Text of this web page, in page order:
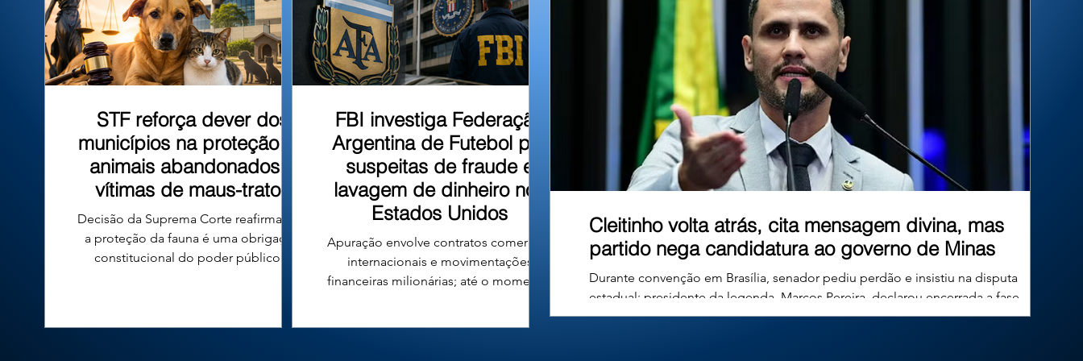
que tombou em um barranco às
de um município paulista, a Corte reafirmou
que as prefeituras têm o dever constituc
STF reforça dever dos
municípios na proteção de
animais abandonados e
vítimas de maus-tratos
Decisão da Suprema Corte reafirma que
a proteção da fauna é uma obrigação
constitucional do poder público e
FBI investiga Federação
Argentina de Futebol por
suspeitas de fraude e
lavagem de dinheiro nos
Estados Unidos
Apuração envolve contratos comerciais
internacionais e movimentações
financeiras milionárias; até o momento,
condenações contra a entidade ou seus
Cleitinho volta atrás, cita mensagem divina, mas
partido nega candidatura ao governo de Minas
Durante convenção em Brasília, senador pediu perdão e insistiu na disputa
estadual; presidente da legenda, Marcos Pereira, declarou encerrada a fase
deliberativa e manteve negativa. Uma reviravolta marcou os bastidores políticos do